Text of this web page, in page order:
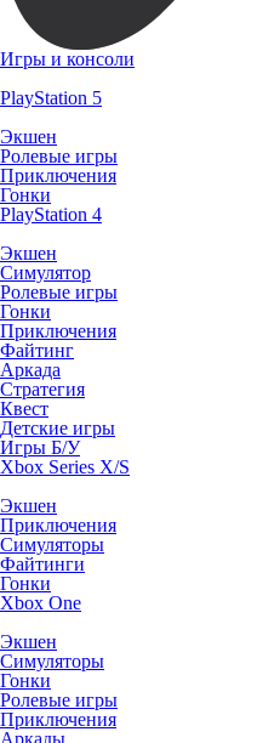
Игры и консоли
PlayStation 5
Экшен
Ролевые игры
Приключения
Гонки
PlayStation 4
Экшен
Симулятор
Ролевые игры
Гонки
Приключения
Файтинг
Аркада
Стратегия
Квест
Детские игры
Игры Б/У
Xbox Series X/S
Экшен
Приключения
Симуляторы
Файтинги
Гонки
Xbox One
Экшен
Симуляторы
Гонки
Ролевые игры
Приключения
Аркады